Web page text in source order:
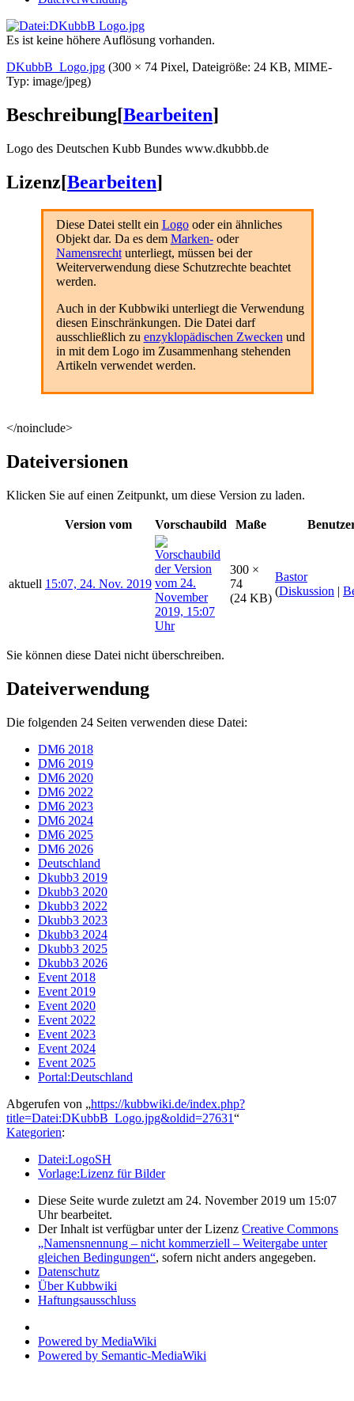
Es ist keine höhere Auflösung vorhanden.
DKubbB_Logo.jpg (300 × 74 Pixel, Dateigröße: 24 KB, MIME-
Typ: image/jpeg)
Beschreibung[Bearbeiten]
Logo des Deutschen Kubb Bundes www.dkubbb.de
Lizenz[Bearbeiten]
Diese Datei stellt ein Logooder ein ähnliches
Objekt dar. Da es dem Marken-oder
Namensrechtunterliegt, müssen bei der
Weiterverwendung diese Schutzrechte beachtet
werden.
Auch in der Kubbwiki unterliegt die Verwendung
diesen Einschränkungen. Die Datei darf
ausschließlich zu enzyklopädischen Zwecken und
in mit dem Logo im Zusammenhang stehenden
Artikeln verwendet werden.
</noinclude>
Dateiversionen
Klicken Sie auf einen Zeitpunkt, um diese Version zu laden.
Version vom Vorschaubild Maße
aktuell 15:07, 24. Nov. 2019
300 ×
74
(24 KB)
Bastor
(Diskussion |
Sie können diese Datei nicht überschreiben.
Dateiverwendung
Die folgenden 24 Seiten verwenden diese Datei:
DM6 2018
DM6 2019
DM6 2020
DM6 2022
DM6 2023
DM6 2024
DM6 2025
DM6 2026
Deutschland
Dkubb3 2019
Dkubb3 2020
Dkubb3 2022
Dkubb3 2023
Dkubb3 2024
Dkubb3 2025
Dkubb3 2026
Event 2018
Event 2019
Event 2020
Event 2022
Event 2023
Event 2024
Event 2025
Portal:Deutschland
Abgerufen von „https://kubbwiki.de/index.php?
title=Datei:DKubbB_Logo.jpg&oldid=27631“
Kategorien:
Datei:LogoSH
Vorlage:Lizenz für Bilder
Diese Seite wurde zuletzt am 24. November 2019 um 15:07
Uhr bearbeitet.
Der Inhalt ist verfügbar unter der Lizenz Creative Commons
„Namensnennung – nicht kommerziell – Weitergabe unter
gleichen Bedingungen“, sofern nicht anders angegeben.
Datenschutz
Über Kubbwiki
Haftungsausschluss
Powered by MediaWiki
Powered by Semantic-MediaWiki